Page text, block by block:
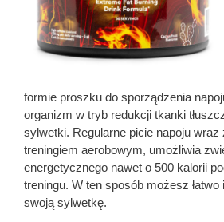
formie proszku do sporządzenia
organizm w tryb redukcji tkanki
sylwetki. Regularne picie napoju wraz
treningiem aerobowym, umożliwia
energetycznego nawet o 500 kalorii
treningu. W ten sposób możesz
swoją sylwetkę.